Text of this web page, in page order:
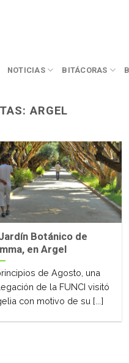
NOTICIAS BITÁCORAS
ARGEL
Botánico de
en Argel
de Agosto, una
de la FUNCI visitó
con motivo de su [...]